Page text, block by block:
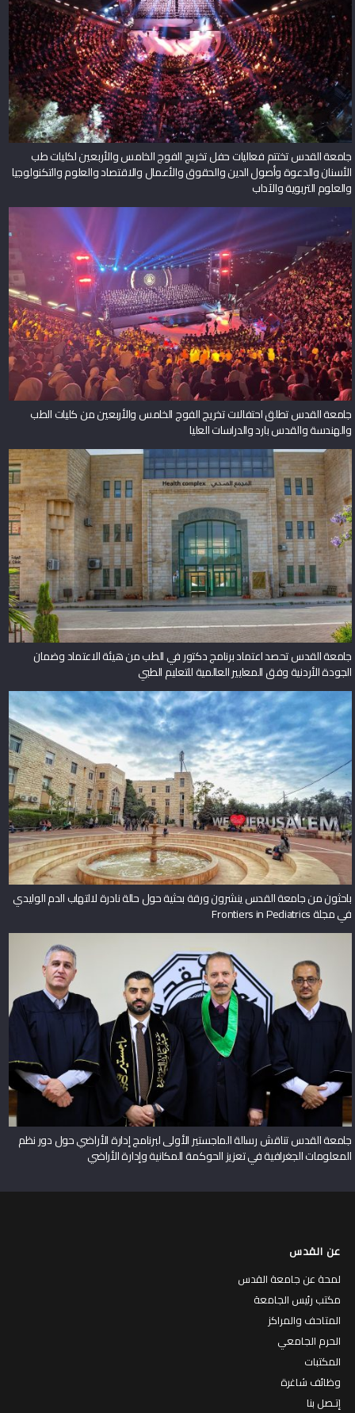
جامعة القدس تختتم فعاليات حفل تخريج الفوج الخامس والأربعين لكليات طب
الأسنان والدعوة وأصول الدين والحقوق والأعمال والاقتصاد والعلوم والتكنولوجيا
والعلوم التربوية والآداب
جامعة القدس تطلق احتفالات تخريج الفوج الخامس والأربعين من كليات الطب
والهندسة والقدس بارد والدراسات العليا
جامعة القدس تحصد اعتماد برنامج دكتور في الطب من هيئة الاعتماد وضمان
الجودة الأردنية وفق المعايير العالمية للتعليم الطبي
باحثون من جامعة القدس ينشرون ورقة بحثية حول حالة نادرة لالتهاب الدم الوليدي
في مجلة Frontiers in Pediatrics
جامعة القدس تناقش رسالة الماجستير الأولى لبرنامج إدارة الأراضي حول دور نظم
المعلومات الجغرافية في تعزيز الحوكمة المكانية وإدارة الأراضي
عن القدس
لمحة عن جامعة القدس
مكتب رئيس الجامعة
المتاحف والمراكز
الحرم الجامعي
المكتبات
وظائف شاغرة
إتـصل بنا